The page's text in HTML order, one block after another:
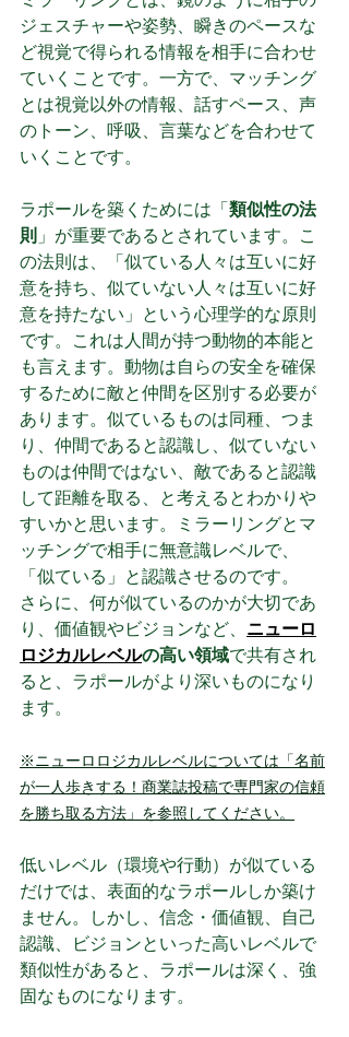
ジェスチャーや姿勢、瞬きのペースな
ど視覚で得られる情報を相手に合わせ
ていくことです。一方で、マッチング
とは視覚以外の情報、話すペース、声
のトーン、呼吸、言葉などを合わせて
いくことです。
ラポールを築くためには「類似性の法
則 」が重要であるとされています。こ
の法則は、「似ている人々は互いに好
意を持ち、似ていない人々は互いに好
意を持たない」という心理学的な原則
です。これは人間が持つ動物的本能と
も言えます。動物は自らの安全を確保
するために敵と仲間を区別する必要が
あります。似ているものは同種、つま
り、仲間であると認識し、似ていない
ものは仲間ではない、敵であると認識
して距離を取る、と考えるとわかりや
すいかと思います。ミラーリングとマ
ッチングで相手に無意識レベルで、
「似ている」と認識させるのです。
さらに、何が似ているのかが大切であ
り、価値観やビジョンなど、 ニューロ
ロジカルレベルの高い領域で共有され
ると、ラポールがより深いものになり
ます。
※ニューロロジカルレベルについては「名前
が一人歩きする！商業誌投稿で専門家の信頼
を勝ち取る方法」を参照してください。
低いレベル（環境や行動）が似ている
だけでは、表面的なラポールしか築け
ません。しかし、信念・価値観、自己
認識、ビジョンといった高いレベルで
類似性があると、ラポールは深く、強
固なものになります。